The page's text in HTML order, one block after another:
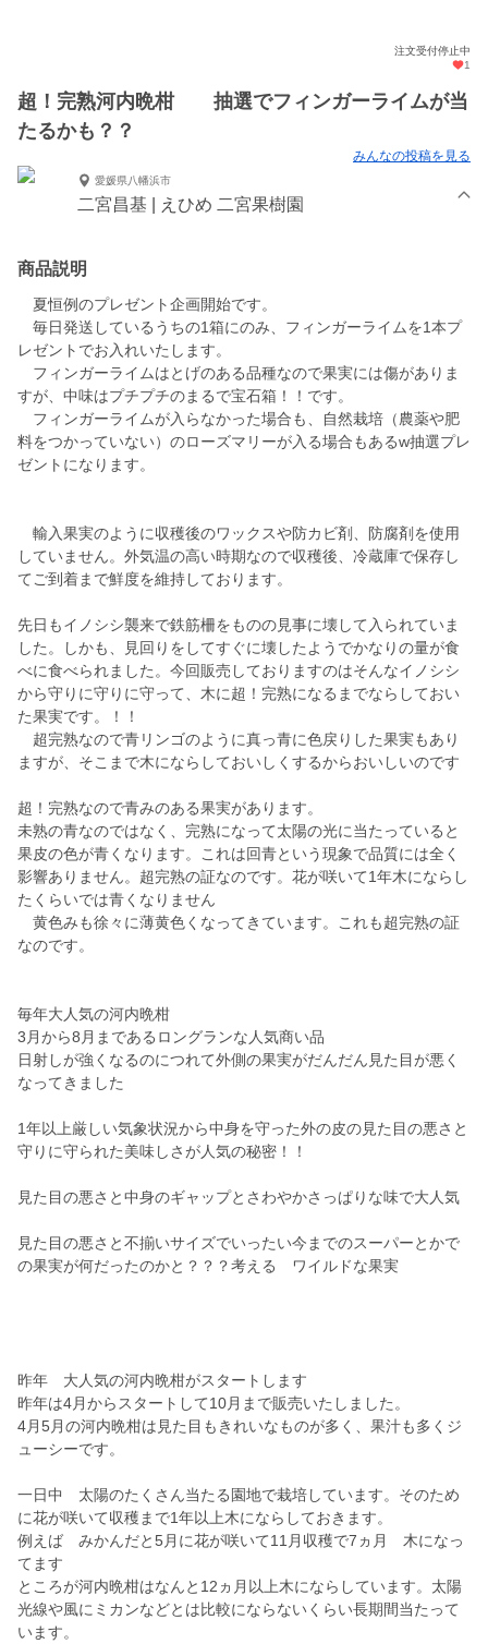
注文受付停止中
1
超！完熟河内晩柑 抽選でフィンガーライムが当
たるかも？？
みんなの投稿を見る
愛媛県八幡浜市
二宮昌基 | えひめ 二宮果樹園
商品説明
夏恒例のプレゼント企画開始です。
毎日発送しているうちの1箱にのみ、フィンガーライムを1本プ
レゼントでお入れいたします。
フィンガーライムはとげのある品種なので果実には傷がありま
すが、中味はプチプチのまるで宝石箱！！です。
フィンガーライムが入らなかった場合も、自然栽培（農薬や肥
料をつかっていない）のローズマリーが入る場合もあるw抽選プレ
ゼントになります。
輸入果実のように収穫後のワックスや防カビ剤、防腐剤を使用
していません。外気温の高い時期なので収穫後、冷蔵庫で保存し
てご到着まで鮮度を維持しております。
先日もイノシシ襲来で鉄筋柵をものの見事に壊して入られていま
した。しかも、見回りをしてすぐに壊したようでかなりの量が食
べに食べられました。今回販売しておりますのはそんなイノシシ
から守りに守りに守って、木に超！完熟になるまでならしておい
た果実です。！！
超完熟なので青リンゴのように真っ青に色戻りした果実もあり
ますが、そこまで木にならしておいしくするからおいしいのです
超！完熟なので青みのある果実があります。
未熟の青なのではなく、完熟になって太陽の光に当たっていると
果皮の色が青くなります。これは回青という現象で品質には全く
影響ありません。超完熟の証なのです。花が咲いて1年木にならし
たくらいでは青くなりません
黄色みも徐々に薄黄色くなってきています。これも超完熟の証
なのです。
毎年大人気の河内晩柑
3月から8月まであるロングランな人気商い品
日射しが強くなるのにつれて外側の果実がだんだん見た目が悪く
なってきました
1年以上厳しい気象状況から中身を守った外の皮の見た目の悪さと
守りに守られた美味しさが人気の秘密！！
見た目の悪さと中身のギャップとさわやかさっぱりな味で大人気
見た目の悪さと不揃いサイズでいったい今までのスーパーとかで
の果実が何だったのかと？？？考える ワイルドな果実
昨年 大人気の河内晩柑がスタートします
昨年は4月からスタートして10月まで販売いたしました。
4月5月の河内晩柑は見た目もきれいなものが多く、果汁も多くジ
ューシーです。
一日中 太陽のたくさん当たる園地で栽培しています。そのため
に花が咲いて収穫まで1年以上木にならしておきます。
例えば みかんだと5月に花が咲いて11月収穫で7ヵ月 木になっ
てます
ところが河内晩柑はなんと12ヵ月以上木にならしています。太陽
光線や風にミカンなどとは比較にならないくらい長期間当たって
います。